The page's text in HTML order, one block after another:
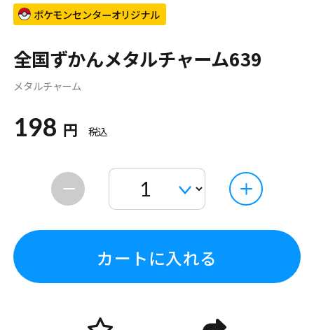
ポケモンセンターオリジナル
全国ずかんメタルチャーム639
メタルチャーム
198 円 税込
カートに入れる